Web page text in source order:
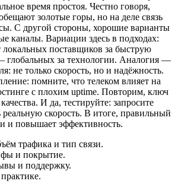
время простоя. Честно говоря,
золотые горы, но на деле связь
С другой стороны, хорошие варианты
каналы. Вариации здесь в подходах:
локальных поставщиков за быструю
глобальных за технологии. Аналогия —
не только скорость, но и надёжность.
помните, что телеком влияет на
с плохим uptime. Повторим, ключ
И да, тестируйте: запросите
скорость. В итоге, правильный
и повышает эффективность.
трафика и тип связи.
и покрытие.
и поддержку.